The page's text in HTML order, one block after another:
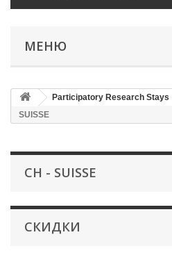
МЕНЮ
Participatory Research Stays
SUISSE
CH - SUISSE
СКИДКИ